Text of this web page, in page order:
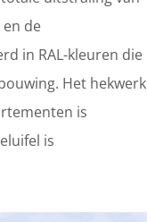
de
in RAL-kleuren die
Het hekwerk
is
is